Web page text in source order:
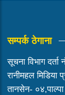
सम्पर्क ठेगाना
सूचना विभाग
रानीमहल मिडिया
तानसेन- ०४,पाल्पा